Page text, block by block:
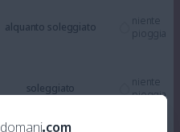
alquanto soleggiato
niente
pioggia
soleggiato
niente
pioggia
domani.com